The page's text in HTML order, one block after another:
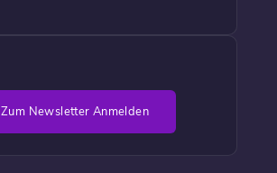
Zum Newsletter Anmelden